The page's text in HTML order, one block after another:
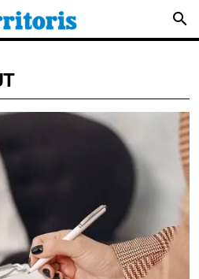
search